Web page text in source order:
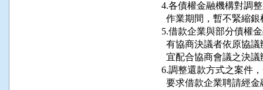
4.各債權金融機構對
作業期間，暫不緊縮
5.借款企業與部分債
有協商決議者依原
宜配合協商會議之決
6.調整還款方式之案
要求借款企業聘請